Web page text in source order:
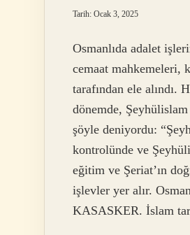
Tarih: Ocak 3, 2025
Osmanlıda adalet
cemaat mahkemeleri,
tarafından ele
dönemde, Şeyhülislam
şöyle deniyordu:
kontrolünde ve
eğitim ve Şeriat’ın
işlevler yer alır.
KASASKER. İslam